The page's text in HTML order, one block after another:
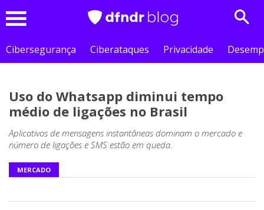
Cibersegurança
Ciberataques Privacidade
Uso do Whatsapp diminui tempo
médio de ligações no Brasil
Aplicativos de mensagens instantâneas dominam o mercado e
número de ligações e SMS estão em queda.
MERCADO